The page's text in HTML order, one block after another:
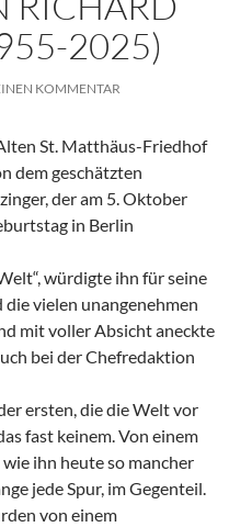
2025)
KOMMENTAR
St. Matthäus-Friedhof
dem geschätzten
der am 5. Oktober
in Berlin
würdigte ihn für seine
vielen unangenehmen
mit voller Absicht aneckte
bei der Chefredaktion
ersten, die die Welt vor
fast keinem. Von einem
ihn heute so mancher
jede Spur, im Gegenteil.
von einem